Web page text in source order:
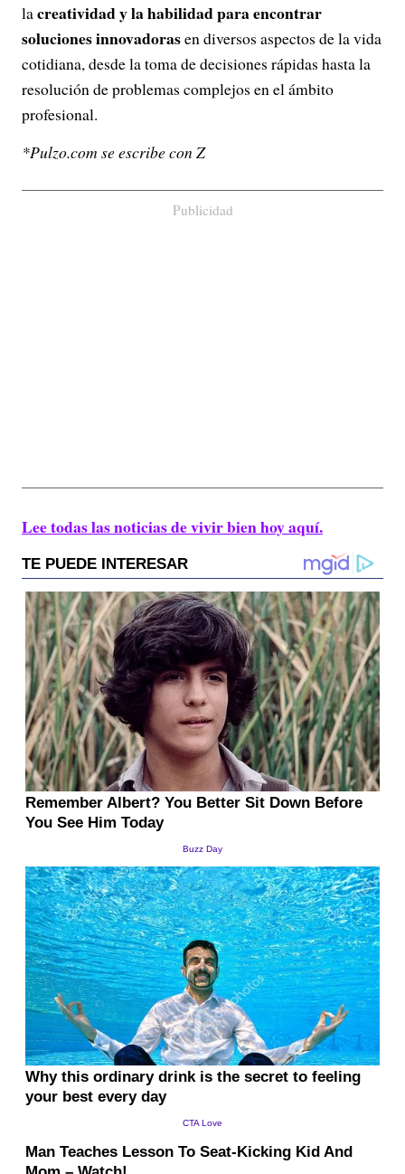
lacreatividady lahabilidad para encontrar
soluciones innovadorasen diversos aspectos de la vida
cotidiana, desde la toma de decisiones rápidas hasta la
resolución de problemas complejos en el ámbito
profesional.
*Pulzo.com se escribe con Z
Publicidad
Lee todas las noticias de vivir bien hoy aquí.